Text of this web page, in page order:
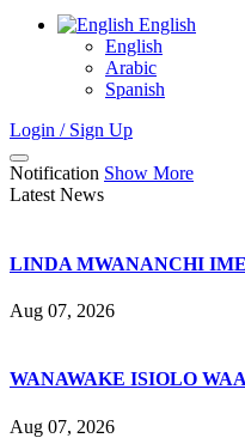
English
English
Arabic
Spanish
Login / Sign Up
Notification Show More
Latest News
LINDA MWANANCHI
Aug 07, 2026
WANAWAKE ISIOLO
Aug 07, 2026